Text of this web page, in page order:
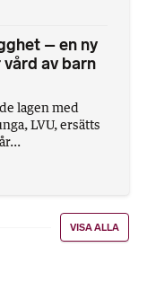
– en ny
av barn
lagen med
LVU, ersätts
VISA ALLA